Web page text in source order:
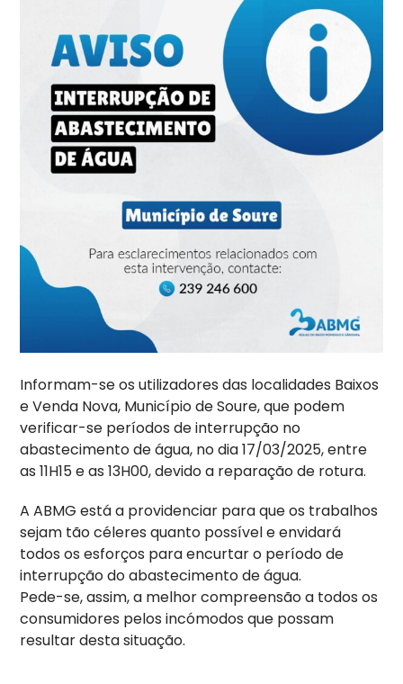
Informam-se os utilizadores das localidades Baixos
e Venda Nova, Município de Soure, que podem
verificar-se períodos de interrupção no
abastecimento de água, no dia 17/03/2025, entre
as 11H15 e as 13H00, devido a reparação de rotura.
A ABMG está a providenciar para que os trabalhos
sejam tão céleres quanto possível e envidará
todos os esforços para encurtar o período de
interrupção do abastecimento de água.
Pede-se, assim, a melhor compreensão a todos os
consumidores pelos incómodos que possam
resultar desta situação.